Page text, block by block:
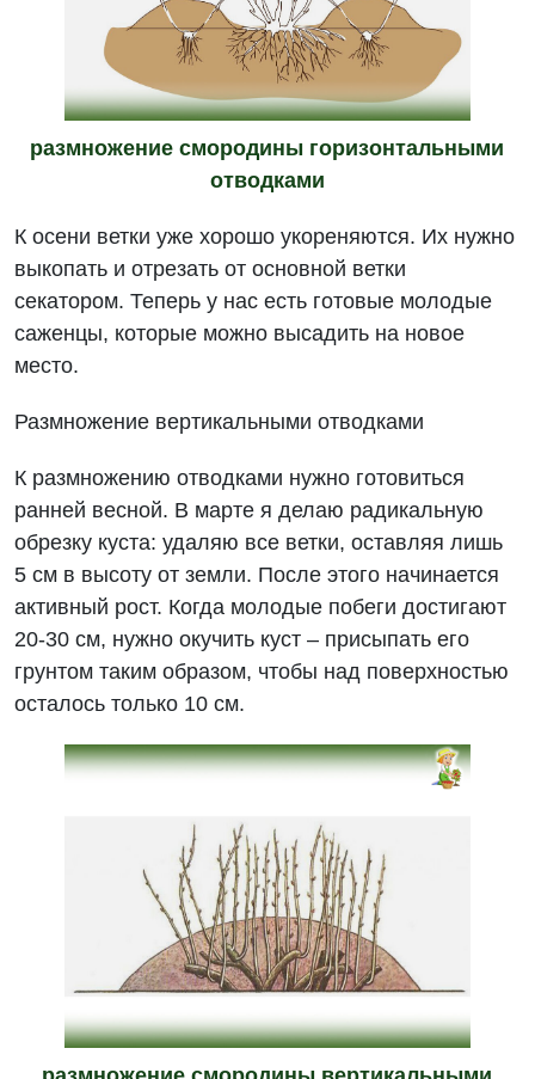
размножение смородины горизонтальными
отводками
К осени ветки уже хорошо укореняются. Их нужно
выкопать и отрезать от основной ветки
секатором. Теперь у нас есть готовые молодые
саженцы, которые можно высадить на новое
место.
Размножение вертикальными отводками
К размножению отводками нужно готовиться
ранней весной. В марте я делаю радикальную
обрезку куста: удаляю все ветки, оставляя лишь
5 см в высоту от земли. После этого начинается
активный рост. Когда молодые побеги достигают
20-30 см, нужно окучить куст – присыпать его
грунтом таким образом, чтобы над поверхностью
осталось только 10 см.